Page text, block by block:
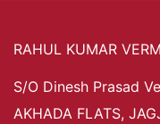
RAHUL KUMAR
S/O Dinesh Prasad
AKHADA FLATS,